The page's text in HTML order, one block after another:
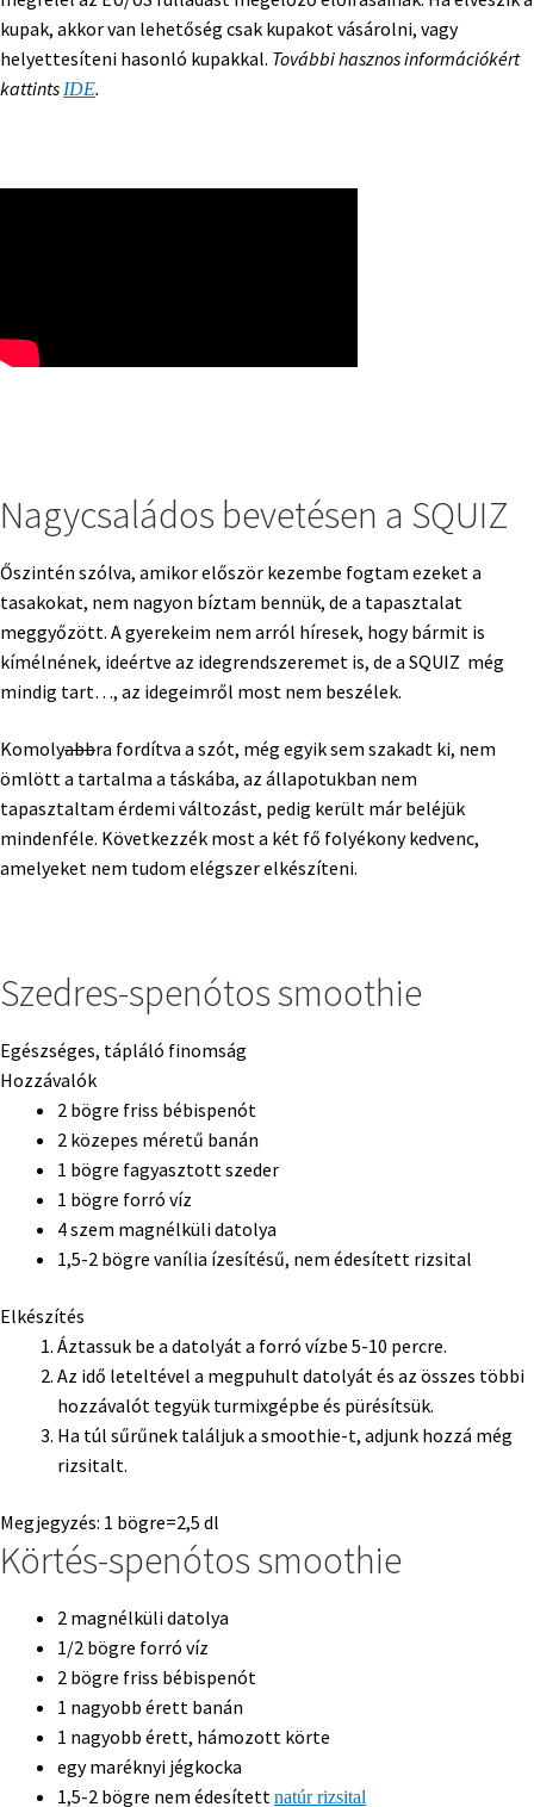
kupak, akkor van lehetőség csak kupakot vásárolni, vagy
helyettesíteni hasonló kupakkal. További hasznos információkért
kattints IDE.
Nagycsaládos bevetésen a SQUIZ
Őszintén szólva, amikor először kezembe fogtam ezeket a
tasakokat, nem nagyon bíztam bennük, de a tapasztalat
meggyőzött. A gyerekeim nem arról híresek, hogy bármit is
kímélnének, ideértve az idegrendszeremet is, de a SQUIZ még
mindig tart…, az idegeimről most nem beszélek.
Komolyabbra fordítva a szót, még egyik sem szakadt ki, nem
ömlött a tartalma a táskába, az állapotukban nem
tapasztaltam érdemi változást, pedig került már beléjük
mindenféle. Következzék most a két fő folyékony kedvenc,
amelyeket nem tudom elégszer elkészíteni.
Szedres-spenótos smoothie
Egészséges, tápláló finomság
Hozzávalók
2 bögre friss bébispenót
2 közepes méretű banán
1 bögre fagyasztott szeder
1 bögre forró víz
4 szem magnélküli datolya
1,5-2 bögre vanília ízesítésű, nem édesített rizsital
Elkészítés
Áztassuk be a datolyát a forró vízbe 5-10 percre.
Az idő leteltével a megpuhult datolyát és az összes többi
hozzávalót tegyük turmixgépbe és pürésítsük.
Ha túl sűrűnek találjuk a smoothie-t, adjunk hozzá még
rizsitalt.
Megjegyzés: 1 bögre=2,5 dl
Körtés-spenótos smoothie
2 magnélküli datolya
1/2 bögre forró víz
2 bögre friss bébispenót
1 nagyobb érett banán
1 nagyobb érett, hámozott körte
egy maréknyi jégkocka
1,5-2 bögre nem édesített natúr rizsital